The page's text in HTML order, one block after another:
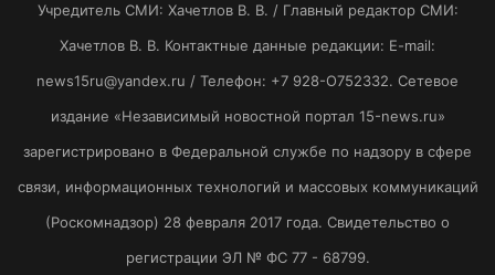
Учредитель СМИ: Хaчeтлoв B. B. / Главный редактор СМИ:
Хaчeтлoв B. B. Контактные данные редакции: E-mail:
news15ru@yandex.ru / Телефон: +7 928-O752332. Сетевое
издание «Независимый новостной портал 15-news.ru»
зарегистрировано в Федеральной службе по надзору в сфере
связи, информационных технологий и массовых коммуникаций
(Роскомнадзор) 28 февраля 2017 года. Свидетельство о
регистрации ЭЛ № ФС 77 - 68799.